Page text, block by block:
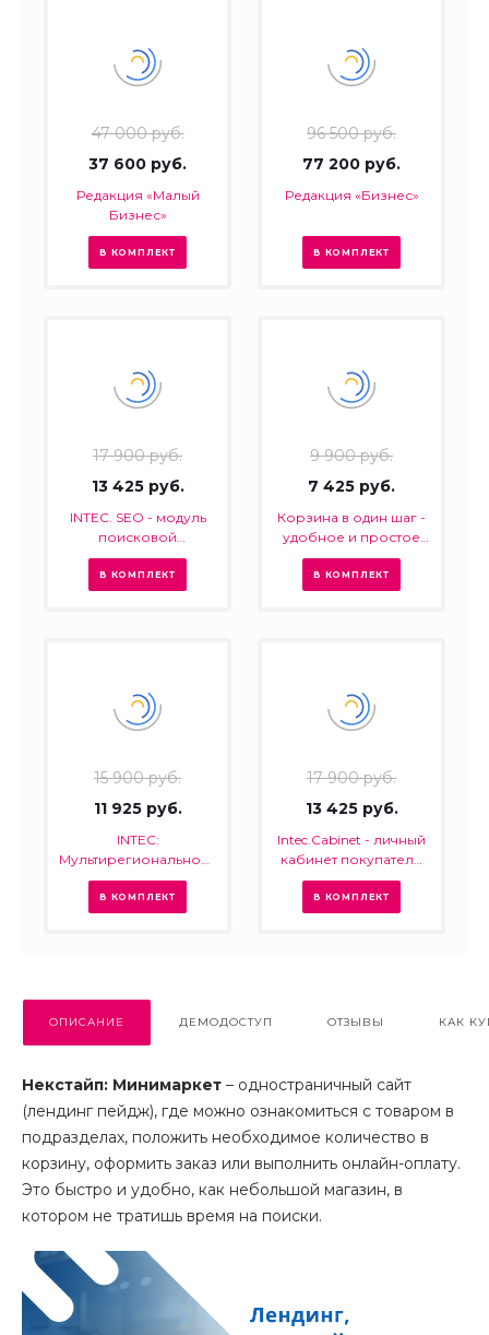
47 000 руб.
37 600 руб.
Редакция «Малый
Бизнес»
В КОМПЛЕКТ
96 500 руб.
77 200 руб.
Редакция «Бизнес»
В КОМПЛЕКТ
17 900 руб.
13 425 руб.
INTEC. SEO - модуль
поисковой
оптимизации: seo -
фильтр, генерация
сео - текстов, H1, мета-
В КОМПЛЕКТ
9 900 руб.
7 425 руб.
Корзина в один шаг -
удобное и простое
оформление заказа в
интернет-магазине
В КОМПЛЕКТ
15 900 руб.
11 925 руб.
INTEC:
Мультирегиональность
- региональная сеть
вашего сайта с
продвижением в
В КОМПЛЕКТ
17 900 руб.
13 425 руб.
Intec.Cabinet - личный
кабинет покупателя
для интернет-
магазина (B2B и B2C)
В КОМПЛЕКТ
ОПИСАНИЕ ДЕМОДОСТУП ОТЗЫВЫ КАК
Некстайп: Минимаркет – одностраничный сайт
(лендинг пейдж), где можно ознакомиться с товаром в
подразделах, положить необходимое количество в
корзину, оформить заказ или выполнить онлайн-оплату.
Это быстро и удобно, как небольшой магазин, в
котором не тратишь время на поиски.